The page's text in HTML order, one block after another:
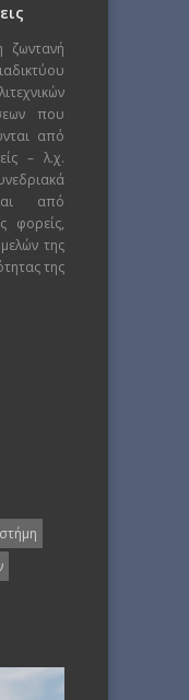
που
από
– λ.χ.
από
φορείς,
της
της